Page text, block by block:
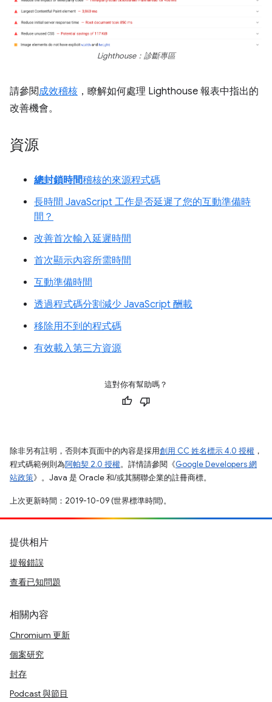
Lighthouse：診斷專區
請參閱成效稽核 ，瞭解如何處理 Lighthouse 報表中指出的
改善機會。
資源
總封鎖時間稽核的來源程式碼
長時間 JavaScript 工作是否延遲了您的互動準備時
間？
改善首次輸入延遲時間
首次顯示內容所需時間
互動準備時間
透過程式碼分割減少 JavaScript 酬載
移除用不到的程式碼
有效載入第三方資源
這對你有幫助嗎？
除非另有註明，否則本頁面中的內容是採用創用 CC 姓名標示 4.0 授權 ，
程式碼範例則為阿帕契 2.0 授權。詳情請參閱《Google Developers 網
站政策》。Java 是 Oracle 和/或其關聯企業的註冊商標。
上次更新時間：2019-10-09 (世界標準時間)。
提供相片
提報錯誤
查看已知問題
相關內容
Chromium 更新
個案研究
封存
Podcast 與節目